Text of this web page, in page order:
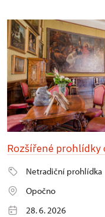
Rozšířené prohlídky
Netradiční prohlídka
Opočno
28. 6. 2026